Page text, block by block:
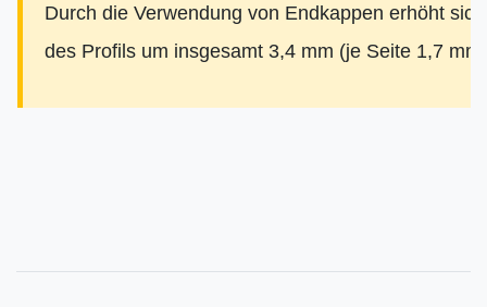
Durch die Verwendung von Endkappen erhöht
des Profils um insgesamt 3,4 mm (je Seite 1,7